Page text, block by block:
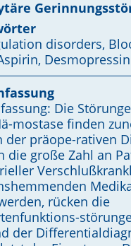
OrphanAnesthesia
disorders,
Desmopressin
Die
mostase finden
der präope-rativen
die große Zahl an
rücken die
der